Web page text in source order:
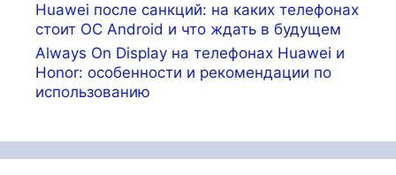
Huawei после санкций: на каких телефонах
стоит ОС Android и что ждать в будущем
Always On Display на телефонах Huawei и
Honor: особенности и рекомендации по
использованию